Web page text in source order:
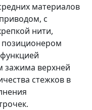
материалов
с
нити,
позиционером
зажима верхней
стежков в